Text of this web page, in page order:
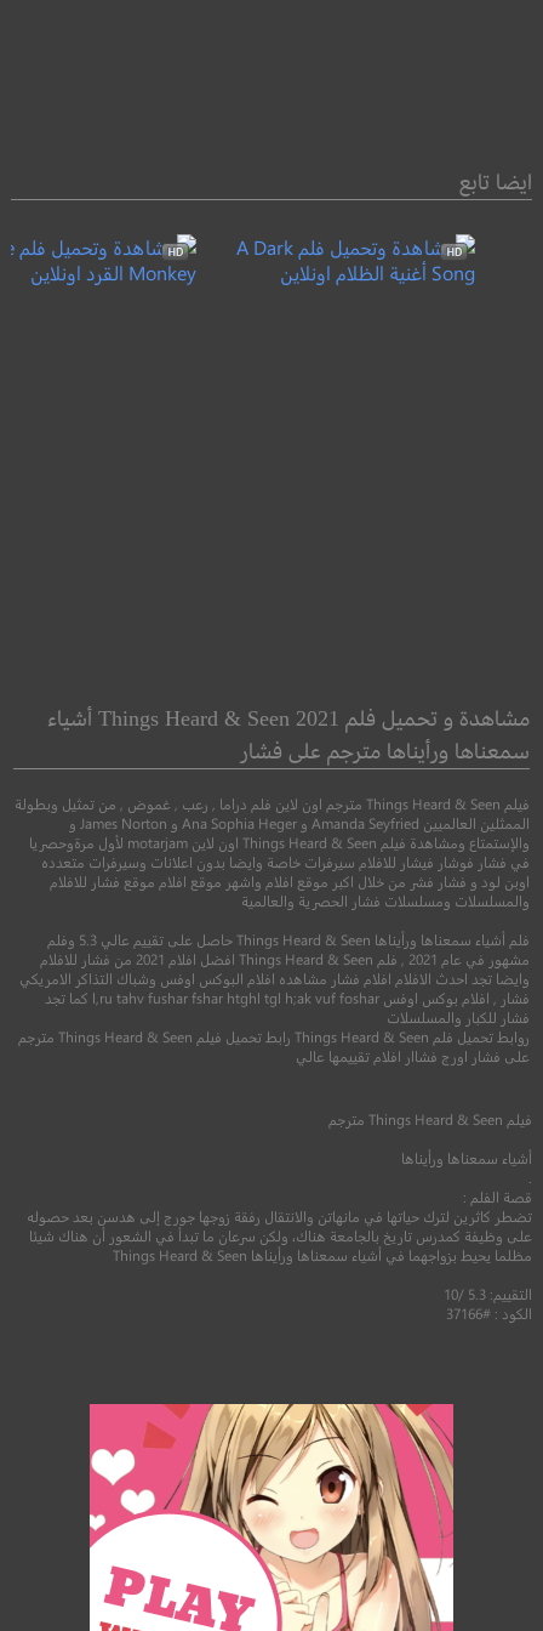
ايضا تابع
أغنية الظلام
6.0
القرد
6.1
مشاهدة و تحميل فلم Things Heard & Seen 2021 أشياء
سمعناها ورأيناها مترجم على فشار
فيلم Things Heard & Seen مترجم اون لاين فلم دراما , رعب , غموض , من تمثيل وبطولة
الممثلين العالميين Amanda Seyfried و Ana Sophia Heger و James Norton و
والإستمتاع ومشاهدة فيلم Things Heard & Seen اون لاين motarjam لأول مرةوحصريا
في فشار فوشار فيشار للافلام سيرفرات خاصة وايضا بدون اعلانات وسيرفرات متعدده
اوبن لود و فشار فشر من خلال اكبر موقع افلام واشهر موقع افلام موقع فشار للافلام
والمسلسلات ومسلسلات فشار الحصرية والعالمية
فلم أشياء سمعناها ورأيناها Things Heard & Seen حاصل على تقييم عالي 5.3 وفلم
مشهور في عام 2021 , فلم Things Heard & Seen افضل افلام 2021 من فشار للافلام
وايضا تجد احدث الافلام افلام فشار مشاهده افلام البوكس اوفس وشباك التذاكر الامريكي
فشار , افلام بوكس اوفس l,ru tahv fushar fshar htghl tgl h;ak vuf foshar كما تجد
فشار للكبار والمسلسلات
روابط تحميل فلم Things Heard & Seen رابط تحميل فيلم Things Heard & Seen مترجم
على فشار اورج فشاار افلام تقييمها عالي
فيلم Things Heard & Seenمترجم
أشياء سمعناها ورأيناها
قصة الفلم :
تضطر كاثرين لترك حياتها في مانهاتن والانتقال رفقة زوجها جورج إلى هدسن بعد حصوله
على وظيفة كمدرس تاريخ بالجامعة هناك، ولكن سرعان ما تبدأ في الشعور أن هناك شيئا
مظلما يحيط بزواجهما في أشياء سمعناها ورأيناها Things Heard & Seen
التقييم: 5.3 /10
الكود : #37166